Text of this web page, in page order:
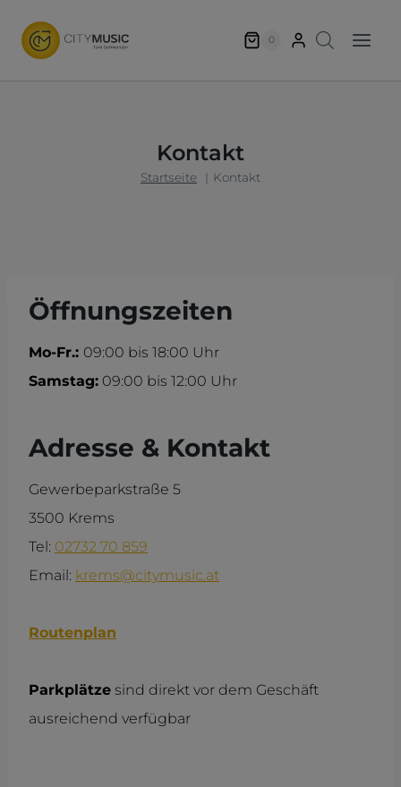
Inhalt
0
Kontakt
Startseite Kontakt
Öffnungszeiten
Mo-Fr.: 09:00 bis 18:00 Uhr
Samstag: 09:00 bis 12:00 Uhr
Adresse & Kontakt
Gewerbeparkstraße 5
3500 Krems
Tel: 02732 70 859
Email: krems@citymusic.at
Routenplan
Parkplätze sind direkt vor dem Geschäft
ausreichend verfügbar